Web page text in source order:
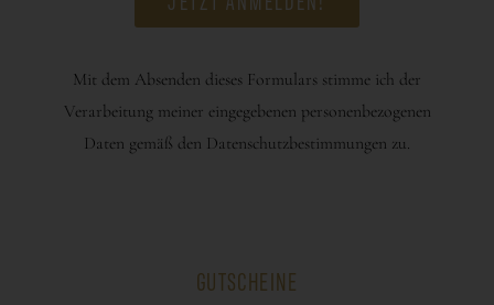
Mit dem Absenden dieses Formulars stimme ich der
Verarbeitung meiner eingegebenen personenbezogenen
Daten gemäß den Datenschutzbestimmungen zu.
GUTSCHEINE